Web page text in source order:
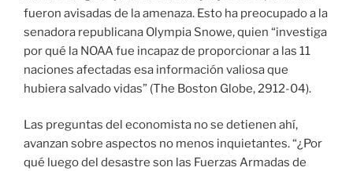
fueron avisadas de la amenaza. Esto ha preocupado a la
senadora republicana Olympia Snowe, quien “investiga
por qué la NOAA fue incapaz de proporcionar a las 11
naciones afectadas esa información valiosa que
hubiera salvado vidas” (The Boston Globe, 2912-04).
Las preguntas del economista no se detienen ahí,
avanzan sobre aspectos no menos inquietantes. “¿Por
qué luego del desastre son las Fuerzas Armadas de